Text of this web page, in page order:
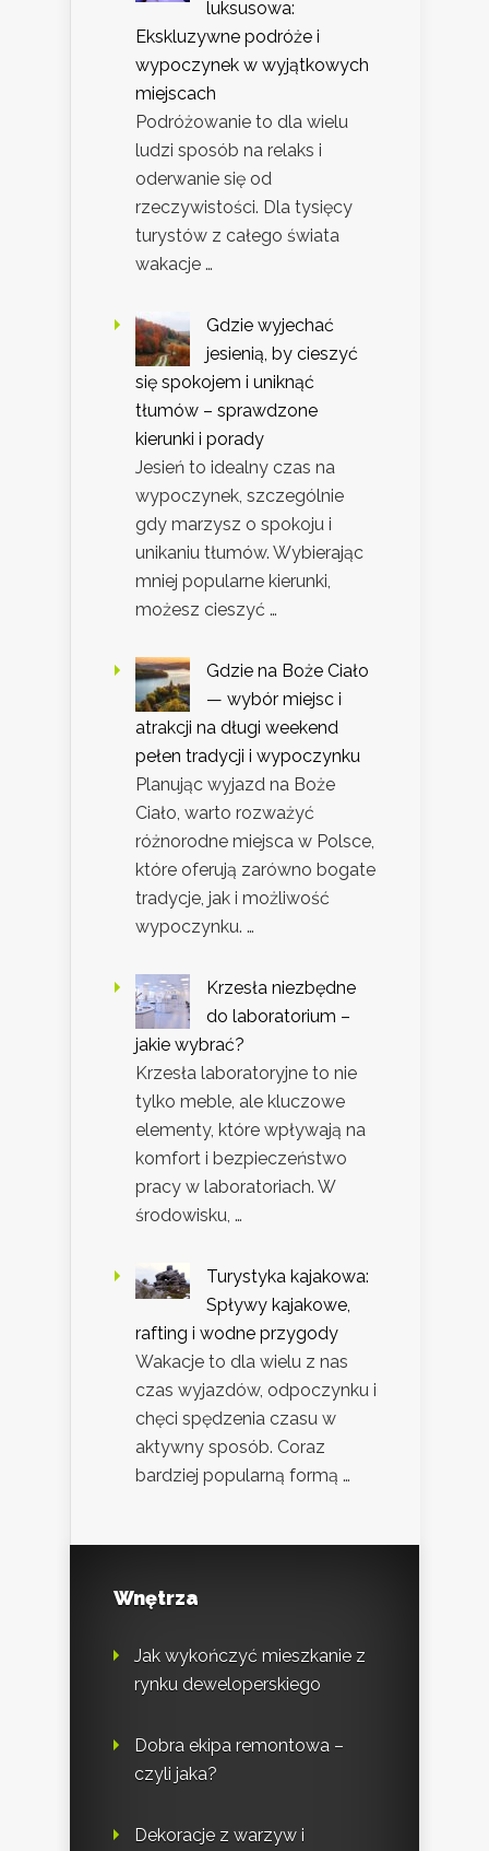
luksusowa:
Ekskluzywne podróże i
wypoczynek w wyjątkowych
miejscach
Podróżowanie to dla wielu
ludzi sposób na relaks i
oderwanie się od
rzeczywistości. Dla tysięcy
turystów z całego świata
wakacje …
Gdzie wyjechać
jesienią, by cieszyć
się spokojem i uniknąć
tłumów – sprawdzone
kierunki i porady
Jesień to idealny czas na
wypoczynek, szczególnie
gdy marzysz o spokoju i
unikaniu tłumów. Wybierając
mniej popularne kierunki,
możesz cieszyć …
Gdzie na Boże Ciało
— wybór miejsc i
atrakcji na długi weekend
pełen tradycji i wypoczynku
Planując wyjazd na Boże
Ciało, warto rozważyć
różnorodne miejsca w Polsce,
które oferują zarówno bogate
tradycje, jak i możliwość
wypoczynku. …
Krzesła niezbędne
do laboratorium –
jakie wybrać?
Krzesła laboratoryjne to nie
tylko meble, ale kluczowe
elementy, które wpływają na
komfort i bezpieczeństwo
pracy w laboratoriach. W
środowisku, …
Turystyka kajakowa:
Spływy kajakowe,
rafting i wodne przygody
Wakacje to dla wielu z nas
czas wyjazdów, odpoczynku i
chęci spędzenia czasu w
aktywny sposób. Coraz
bardziej popularną formą …
Wnętrza
Jak wykończyć mieszkanie z
rynku deweloperskiego
Dobra ekipa remontowa –
czyli jaka?
Dekoracje z warzyw i